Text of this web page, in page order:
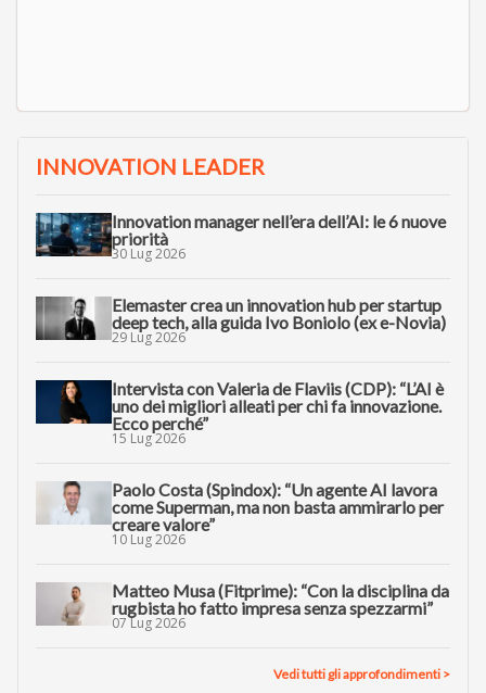
INNOVATION LEADER
Innovation manager nell’era dell’AI: le 6 nuove
priorità
30 Lug 2026
Elemaster crea un innovation hub per startup
deep tech, alla guida Ivo Boniolo (ex e-Novia)
29 Lug 2026
Intervista con Valeria de Flaviis (CDP): “L’AI è
uno dei migliori alleati per chi fa innovazione.
Ecco perché”
15 Lug 2026
Paolo Costa (Spindox): “Un agente AI lavora
come Superman, ma non basta ammirarlo per
creare valore”
10 Lug 2026
Matteo Musa (Fitprime): “Con la disciplina da
rugbista ho fatto impresa senza spezzarmi”
07 Lug 2026
Vedi tutti gli approfondimenti >